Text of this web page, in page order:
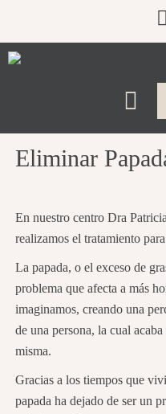
contenido
F
Menú
Eliminar
En nuestro centro Dra
realizamos el tratamiento
La papada, o el exceso de
problema que afecta a más
imaginamos, creando una
de una persona, la cual
misma.
Gracias a los tiempos que
papada ha dejado de ser un